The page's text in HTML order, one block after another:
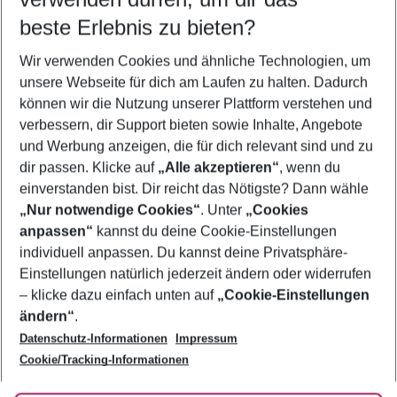
5-8 Nächte
2 Erwachsene Keine Kinder
Mehr Filter anzeigen
Footer
Footer navigation
Über uns
AGB
Bestpreisgarantie
Cookie-Einstellungen ändern
Cookie-Richtlinie
Agenturbetreuung
Barrierefreies Reisen
Folge uns
beste Erlebnis zu bieten?
Wir verwenden Cookies und ähnliche Technologien, um
unsere Webseite für dich am Laufen zu halten. Dadurch
können wir die Nutzung unserer Plattform verstehen und
verbessern, dir Support bieten sowie Inhalte, Angebote
und Werbung anzeigen, die für dich relevant sind und zu
dir passen. Klicke auf „Alle akzeptieren“, wenn du
einverstanden bist. Dir reicht das Nötigste? Dann wähle
„Nur notwendige Cookies“. Unter „Cookies
anpassen“ kannst du deine Cookie-Einstellungen
individuell anpassen. Du kannst deine Privatsphäre-
Einstellungen natürlich jederzeit ändern oder widerrufen
– klicke dazu einfach unten auf „Cookie-Einstellungen
ändern“.
Datenschutz-Informationen
Impressum
Cookie/Tracking-Informationen